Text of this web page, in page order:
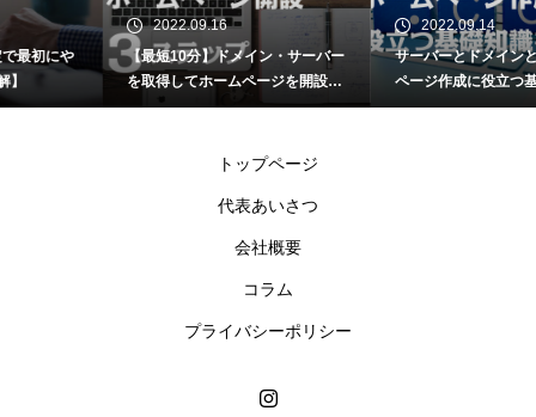
2022.09.16
【最短10分】ドメイン・サーバー
を取得してホームページを開設す
る３ステップ【図解】
2022.09.14
サーバーとドメインとは？ ホーム
ページ作成に役立つ基礎知識を解
説
トップページ
代表あいさつ
会社概要
コラム
プライバシーポリシー